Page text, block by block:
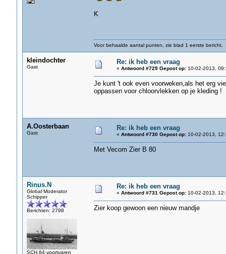
K
Voor behaalde aantal punten, zie blad 1 eerste bericht.
kleindochter
Gast
Re: ik heb een vraag
« Antwoord #729 Gepost op:10-02-2013,
Je kunt 't ook even voorweken,als het erg
oppassen voor chloorvlekken op je kleding !
A.Oosterbaan
Gast
Re: ik heb een vraag
« Antwoord #730 Gepost op:10-02-2013,
Met Vecom Zier B 80
Rinus.N
Global Moderator
Schipper
Berichten: 2798
SCH 84 voortvaren
Re: ik heb een vraag
« Antwoord #731 Gepost op:10-02-2013,
Zier koop gewoon een nieuw mandje